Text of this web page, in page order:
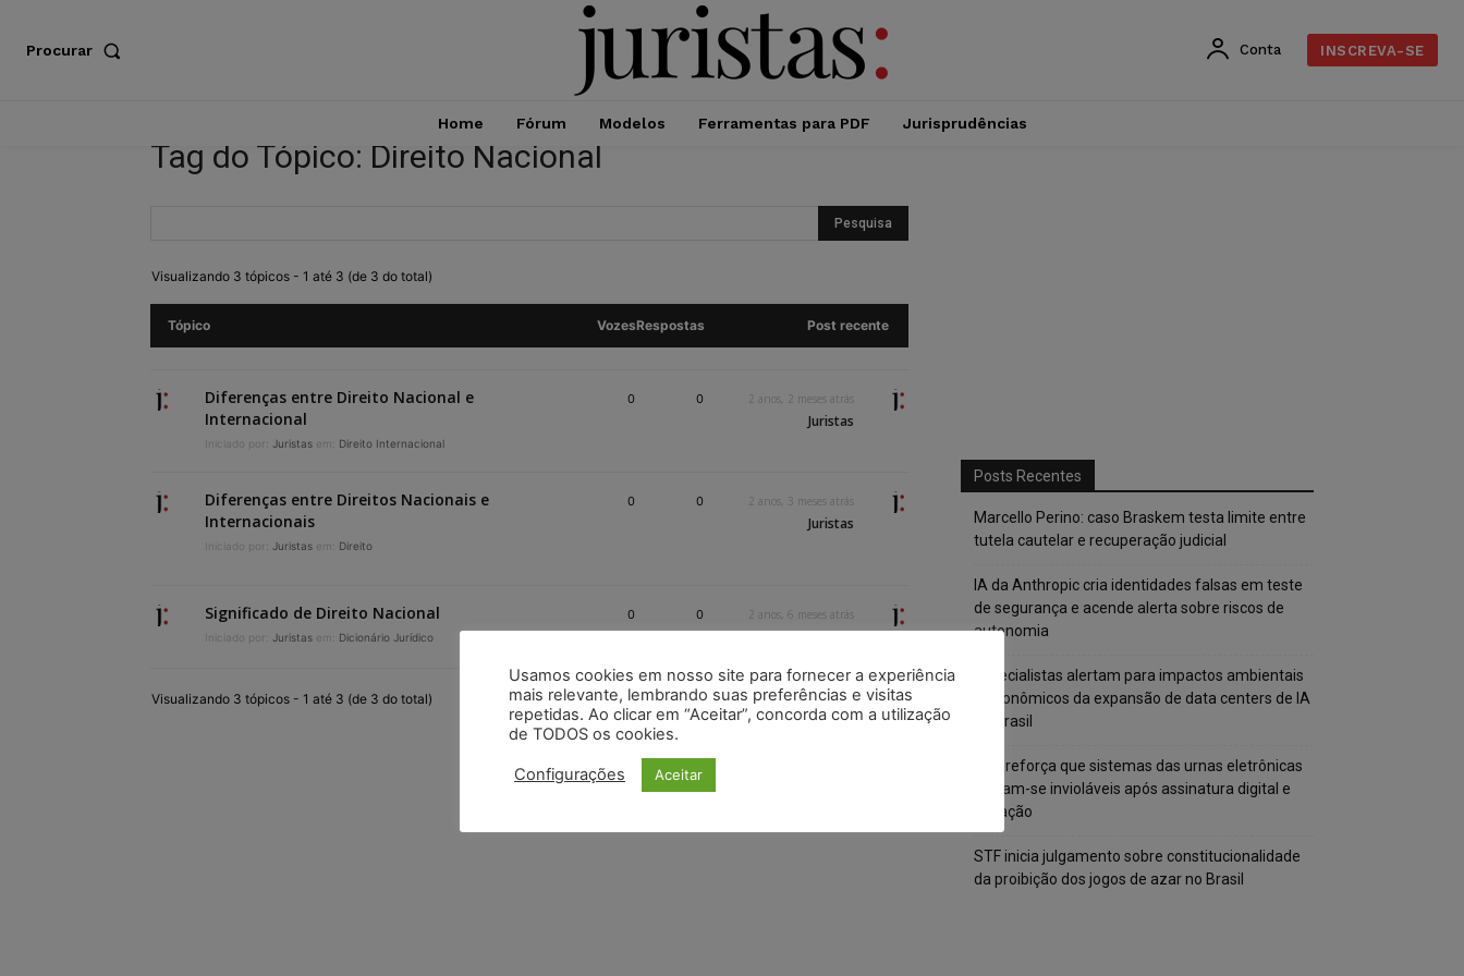
Procurar Conta INSCREVA-SE
Home Fórum Modelos Ferramentas para PDF Jurisprudências
Tag do Tópico: Direito Nacional
Visualizando 3 tópicos - 1 até 3 (de 3 do total)
Tópico VozesRespostas Post recente
Diferenças entre Direito Nacional e
Internacional
Iniciado por: Juristas em: Direito Internacional
0 0 2 anos, 2 meses atrás
Juristas
Diferenças entre Direitos Nacionais e
Internacionais
Iniciado por: Juristas em: Direito
0 0 2 anos, 3 meses atrás
Juristas
Significado de Direito Nacional
Iniciado por: Juristas em: Dicionário Jurídico
0 0 2 anos, 6 meses atrás
Juristas
Visualizando 3 tópicos - 1 até 3 (de 3 do total)
Posts Recentes
Marcello Perino: caso Braskem testa limite entre
tutela cautelar e recuperação judicial
IA da Anthropic cria identidades falsas em teste
de segurança e acende alerta sobre riscos de
autonomia
Especialistas alertam para impactos ambientais
e econômicos da expansão de data centers de IA
no Brasil
TSE reforça que sistemas das urnas eletrônicas
tornam-se invioláveis após assinatura digital e
lacração
STF inicia julgamento sobre constitucionalidade
da proibição dos jogos de azar no Brasil
Usamos cookies em nosso site para fornecer a experiência
mais relevante, lembrando suas preferências e visitas
repetidas. Ao clicar em “Aceitar”, concorda com a utilização
de TODOS os cookies.
Configurações Aceitar